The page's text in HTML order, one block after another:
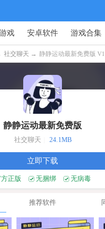
戏 安卓软件 游戏合集
社交聊天 → 静静运动最新免费版
静静运动最新免费版
社交聊天 24.1MB
立即下载
正版 无捆绑 无病毒
推荐软件